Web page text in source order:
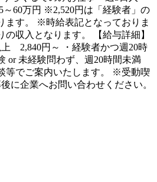
60万円 ※2,520円は「経験者」の
ます。 ※時給表記となっておりま
収入となります。 【給与詳細】
上 2,840円～ ・経験者かつ週20時
or 未経験問わず、週20時間未満
等でご案内いたします。 ※受動喫
に企業へお問い合わせください。